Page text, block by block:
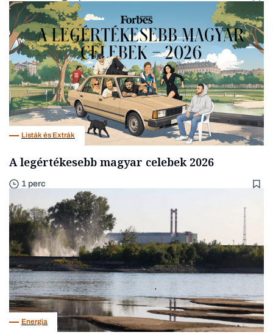
Listák és Extrák
A legértékesebb magyar celebek 2026
1 perc
Energia